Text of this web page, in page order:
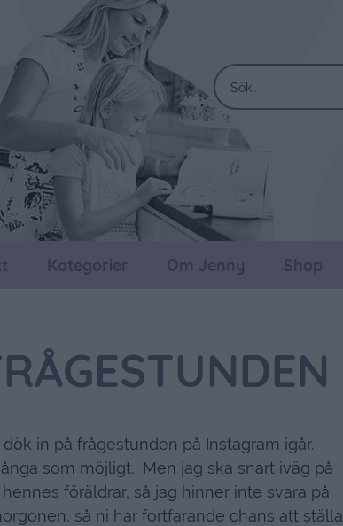
Kategorier Om Jenny Shop
in på frågestunden på Instagram igår.
som möjligt. Men jag ska snart iväg på
föräldrar, så jag hinner inte svara på
så ni har fortfarande chans att ställa